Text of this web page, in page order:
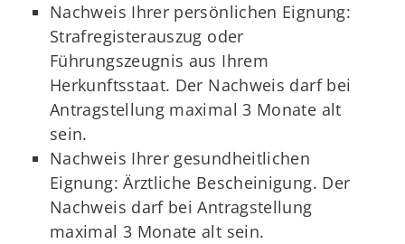
Nachweis Ihrer persönlichen Eignung:
Strafregisterauszug oder
Führungszeugnis aus Ihrem
Herkunftsstaat. Der Nachweis darf bei
Antragstellung maximal 3 Monate alt
sein.
Nachweis Ihrer gesundheitlichen
Eignung: Ärztliche Bescheinigung. Der
Nachweis darf bei Antragstellung
maximal 3 Monate alt sein.